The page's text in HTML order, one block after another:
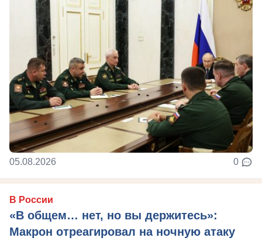
05.08.2026 0
В России
«В общем… нет, но вы держитесь»:
Макрон отреагировал на ночную атаку